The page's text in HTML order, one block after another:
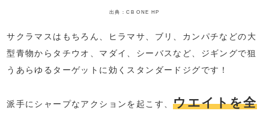
出典：CB ONE HP
サクラマスはもちろん、ヒラマサ、ブリ、カンパチなどの大
型青物からタチウオ、マダイ、シーバスなど、ジギングで狙
うあらゆるターゲットに効くスタンダードジグです！
派手にシャープなアクションを起こす、ウエイトを全